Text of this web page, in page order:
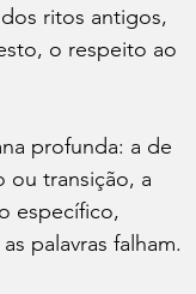
ritos antigos,
o respeito ao
profunda: a de
ou transição, a
específico,
palavras falham.